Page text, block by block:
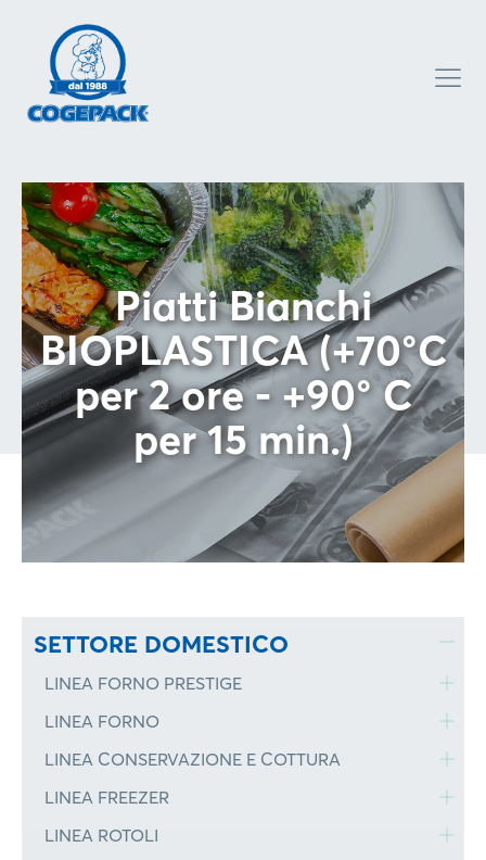
Piatti Bianchi
BIOPLASTICA (+70°C
per 2 ore - +90° C
per 15 min.)
SETTORE DOMESTICO
LINEA FORNO PRESTIGE
LINEA FORNO
LINEA CONSERVAZIONE E COTTURA
LINEA FREEZER
LINEA ROTOLI